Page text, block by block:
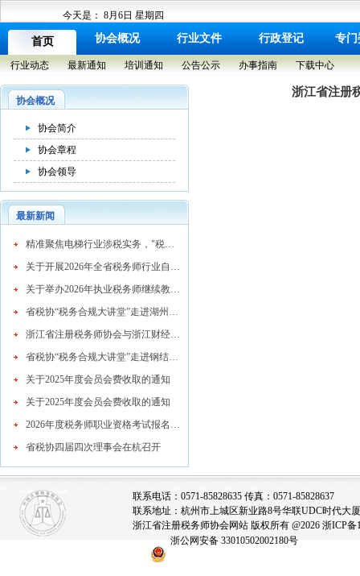
今天是： 8月6日 星期四
首页 协会概况 行业文件 行政登记 专门
行业动态 最新通知 培训通知 公告公示 办事指南 下载中心
协会概况
协会简介
协会章程
协会领导
最新新闻
​精准聚焦电梯行业涉税实务，"税务合规大讲堂"走进湖州市电梯行业协会
关于开展2026年全省税务师行业自律检查工作的通知
关于举办2026年执业税务师继续教育网络培训班的通知
省税协“税务合规大讲堂”走进湖州混凝土行业
浙江省注册税务师协会与浙江财经大学续签战略合作协议 共育高素质税务人才
省税协“税务合规大讲堂”走进钢结构行业协会精准赋能企业高质量发展
关于2025年度会员会费收取的通知
关于2025年度会员会费收取的通知
2026年度税务师职业资格考试报名公告
省税协四届四次理事会在杭召开
浙江省注册
联系电话：0571-85828635 传真：0571-85828637
联系地址：杭州市上城区新业路8号华联UDC时代大
浙江省注册税务师协会网站 版权所有 @2026 浙ICP备
浙公网安备 33010502002180号